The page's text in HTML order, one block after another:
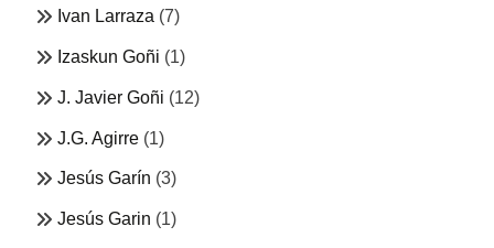
Ivan Larraza (7)
Izaskun Goñi (1)
J. Javier Goñi (12)
J.G. Agirre (1)
Jesús Garín (3)
Jesús Garin (1)